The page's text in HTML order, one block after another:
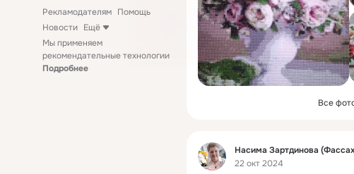
Рекламодателям Помощь
Новости Ещё
Мы применяем
рекомендательные технологии
Подробнее
Все
Фид Насима Зартдинова
22 окт 2024